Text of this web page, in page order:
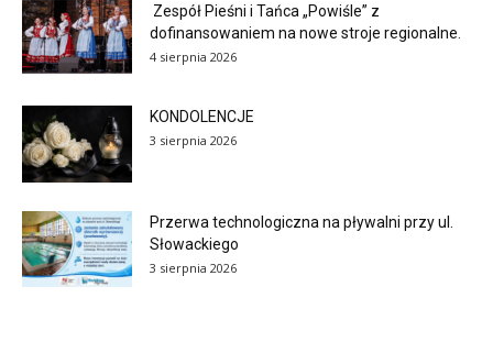
Zespół Pieśni i Tańca „Powiśle” z
dofinansowaniem na nowe stroje regionalne.
4 sierpnia 2026
KONDOLENCJE
3 sierpnia 2026
Przerwa technologiczna na pływalni przy ul.
Słowackiego
3 sierpnia 2026